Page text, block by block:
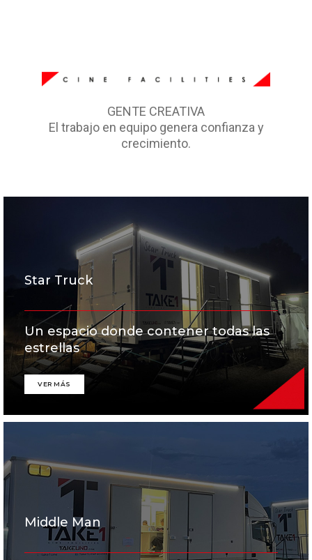
GENTE CREATIVA
El trabajo en equipo genera confianza y
crecimiento.
Star Truck
Un espacio donde contener todas las
estrellas
VER MÁS
Middle Man